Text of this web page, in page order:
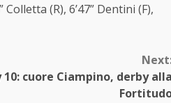
Colletta (R), 6’47” Dentini (F),
10: cuore Ciampino, derby alla